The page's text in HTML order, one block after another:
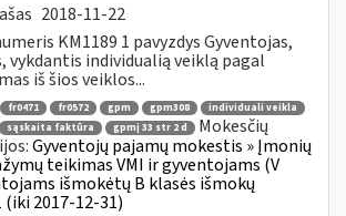
2018-11-22
KM1189 1 pavyzdys Gyventojas,
vykdantis individualią veiklą pagal
iš šios veiklos...
fr0471 fr0572 gpm gpm308
individuali veikla
sąskaita faktūra gpmį 33 str 2 d
Mokesčių
Gyventojų pajamų mokestis » Įmonių
teikimas VMI ir gyventojams (V
išmokėtų B klasės išmokų
(iki 2017-12-31)